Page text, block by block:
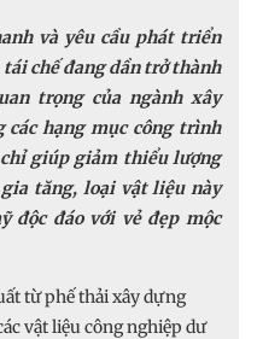
và yêu cầu phát triển
chế đang dần trở thành
trọng của ngành xây
hạng mục công trình
giúp giảm thiểu lượng
tăng, loại vật liệu này
độc đáo với vẻ đẹp mộc
từ phế thải xây dựng
vật liệu công nghiệp dư